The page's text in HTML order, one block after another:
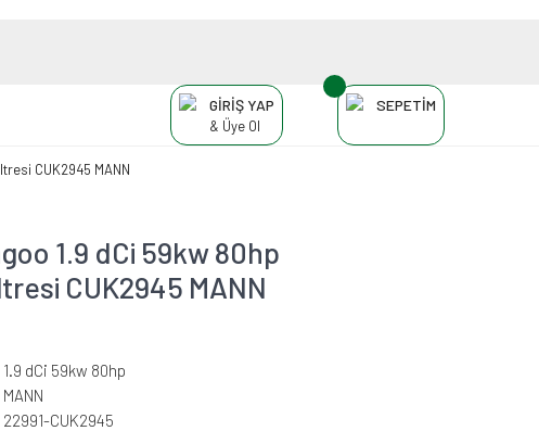
GİRİŞ YAP
& Üye Ol
SEPETİM
CUK2945 MANN
1.9 dCi 59kw 80hp
CUK2945 MANN
1.9 dCi 59kw 80hp
MANN
22991-CUK2945